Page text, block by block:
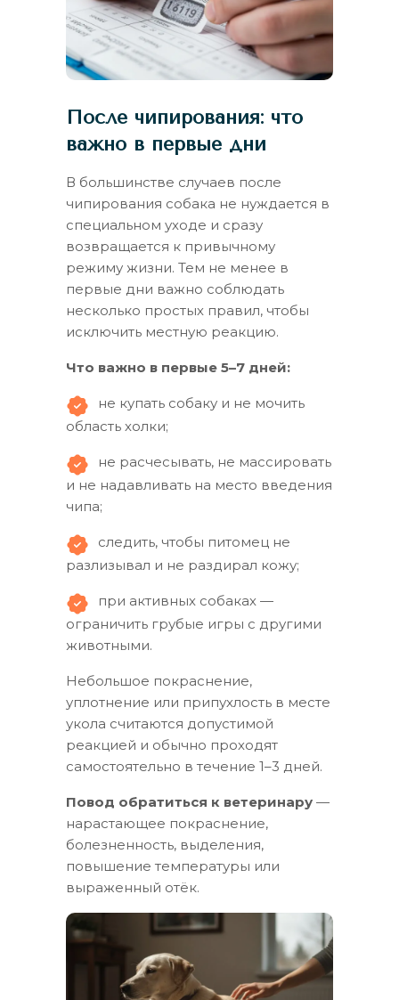
После чипирования: что
важно в первые дни
В большинстве случаев после
чипирования собака не нуждается в
специальном уходе и сразу
возвращается к привычному
режиму жизни. Тем не менее в
первые дни важно соблюдать
несколько простых правил, чтобы
исключить местную реакцию.
Что важно в первые 5–7 дней:
не купать собаку и не мочить
область холки;
не расчесывать, не массировать
и не надавливать на место введения
чипа;
следить, чтобы питомец не
разлизывал и не раздирал кожу;
при активных собаках —
ограничить грубые игры с другими
животными.
Небольшое покраснение,
уплотнение или припухлость в месте
укола считаются допустимой
реакцией и обычно проходят
самостоятельно в течение 1–3 дней.
Повод обратиться к ветеринару —
нарастающее покраснение,
болезненность, выделения,
повышение температуры или
выраженный отёк.